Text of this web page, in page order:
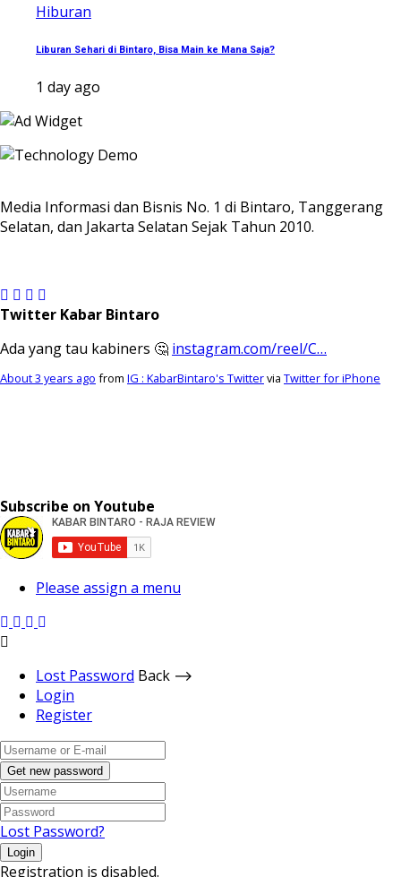
Hiburan
Liburan Sehari di Bintaro, Bisa Main ke Mana Saja?
1 day ago
Media Informasi dan Bisnis No. 1 di Bintaro, Tanggerang
Selatan, dan Jakarta Selatan Sejak Tahun 2010.
Twitter Kabar Bintaro
Ada yang tau kabiners 🤔 instagram.com/reel/C…
About 3 years ago from IG : KabarBintaro's Twittervia Twitter for iPhone
Subscribe on Youtube
Please assign a menu
Lost Password Back ⟶
Login
Register
Get new password
Lost Password?
Login
Registration is disabled.